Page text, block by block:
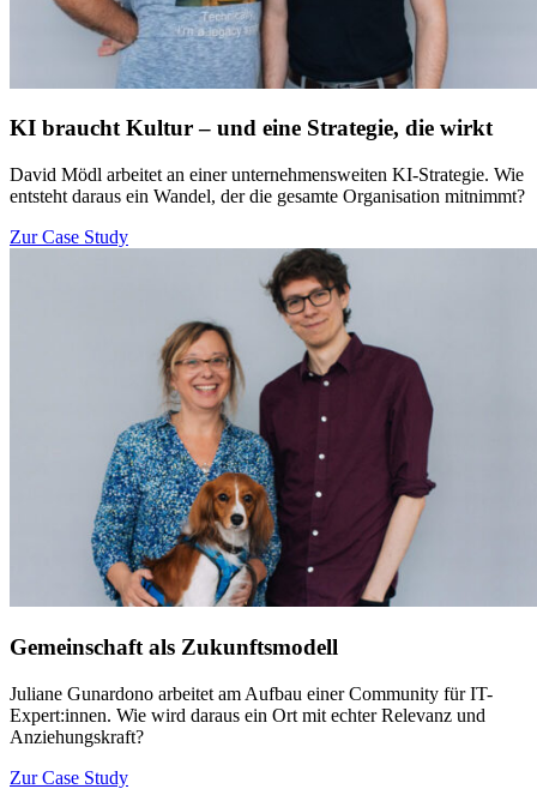
KI braucht Kultur – und eine Strategie, die wirkt
David Mödl arbeitet an einer unternehmensweiten KI-Strategie. Wie
entsteht daraus ein Wandel, der die gesamte Organisation mitnimmt?
Zur Case Study
Gemeinschaft als Zukunftsmodell
Juliane Gunardono arbeitet am Aufbau einer Community für IT-
Expert:innen. Wie wird daraus ein Ort mit echter Relevanz und
Anziehungskraft?
Zur Case Study